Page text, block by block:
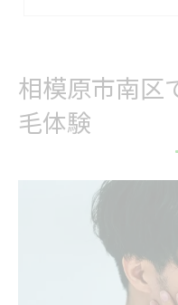
脱毛で手に
なぜ今メンズ
ヒゲ処理か
脱毛による肌
肌にやさしい脱
敏感肌向け
相模原市南区
毛体験